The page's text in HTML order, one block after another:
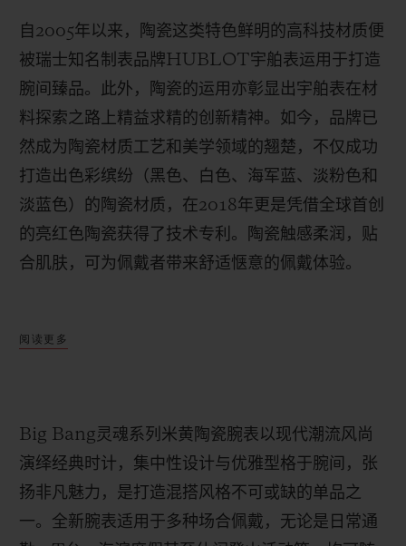
自 2005年以来 ，
陶瓷这类特色鲜明的高科技材质便
被瑞士知名制表品牌HUBLOT宇舶表运用于打造
腕间臻品。此外，陶瓷的运用亦彰显出宇舶表在材
料探索之路上精益求精的创新精神。如今，品牌已
然成为陶瓷材质工艺和美学领域的翘楚，不仅成功
打造出色彩缤纷（黑色、白色、海军蓝、淡粉色和
淡蓝色）的陶瓷材质， 在2018年更是凭借全球首创
的亮红色陶瓷获得了技术专利。陶瓷触感柔润，贴
合肌肤，可为佩戴者带来舒适惬意的佩戴体验。
皮内衬白色橡胶表带，搭配沙色太阳纹表盘，营造
金或精钢材质，表圈内镶嵌50颗钻石。米黄色陶瓷
材质的运用则为全新臻品带来天鹅绒般的细腻质
感。
阅读更多
Big Bang灵魂系列米黄陶瓷腕表以现代潮流风尚
演绎经典时计，集中性设计与优雅型格于腕间，张
扬非凡魅力，是打造混搭风格不可或缺的单品之
一。全新腕表适用于多种场合佩戴，无论是日常通
礼品小袋
联系我们